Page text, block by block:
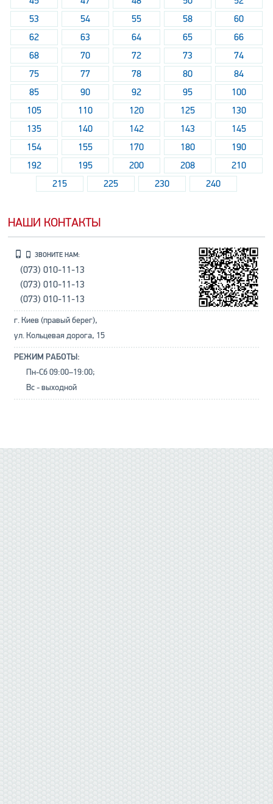
53
54 55 58
60
62
63 64 65
66
68
70 72 73
74
75
77 78 80
84
85
90 92 95
100
105
110 120 125
130
135
140 142 143
145
154
155 170 180
190
192
195 200 208
210
215
225 230 240
НАШИ КОНТАКТЫ
ЗВОНИТЕ НАМ:
(073) 010-11-13
(073) 010-11-13
(073) 010-11-13
г. Киев (правый берег),
ул. Кольцевая дорога, 15
РЕЖИМ РАБОТЫ:
Пн-Сб 09:00–19:00;
Вс - выходной